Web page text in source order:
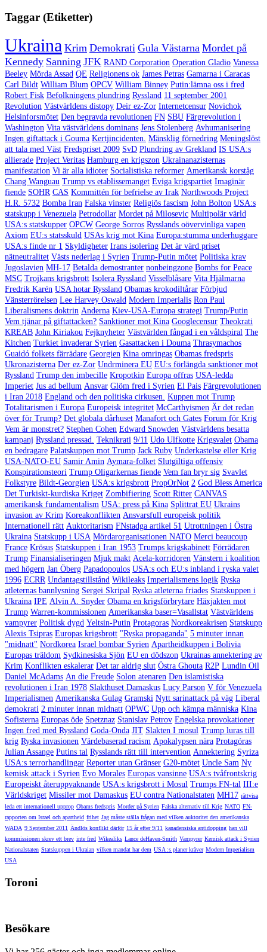
Taggar (Etiketter)
Ukraina Krim Demokrati Gula Västarna Mordet på
Kennedy Sanning JFK RAND Corporation Operation Gladio Vanessa
Beeley Mörda Assad QE Religionens ok James Petras Gamarna i Caracas
Carl Bildt William Blum OPCV William Binney Putin:lämna oss i fred
Robert Fisk Befolkningens plundring Ryssland 11 september 2001
Revolution Västvärldens distopy Deir ez-Zor Internetcensur Novichok
Helsinforsmötet Den begravda revolutionen FN SBU Färgrevolution i
Washington Vita västvärldens dominans Jens Stolenberg Avhumanisering
Ingen giftattack i Gouma Kertjincidenten. Mänsklig förnedring Meningslöst
att tala med Väst Fredspriset 2009 SvD Plundring av Grekland IS USA:s
allierade Project Veritas Hamburg en krigszon Ukrainanazisternas
manifestation Vi är alla idioter Socialistiska reformer Amerikansk korståg
Chang Wanguau Trump vs etablissemanget Eviga krigspartiet Imaginär
fiende SOHR CAS Kommittén för befrielse av Irak Northwoods Project
H.R. 5732 Bomba Iran Falska vinster Religiös fascism John Bolton USA:s
statskupp i Venezuela Petrodollar Mordet på Milosevic Multipolär värld
USA:s statskupper OPCW George Sorros Rysslands oövervinliga vapen
Axiom EU:s statsskuld USAs krig mot Kina Europa:stumma underhuggare
USA:s finde nr 1 Skyldigheter Irans isolering Det är värd priset
nätneutralitet Västs nederlag i Syrien Trump-Putin mötet Politiska krav
Jugoslavien MH-17 Betalda demostranter nonbeingzone Bombs for Peace
MSC Trojkans krigsbrott Isolera Ryssland Visselblåsare Vita Hjälmarna
Fredrik Karén USA hotar Ryssland Obamas krokodiltårar Förbjud
Vänsterrörelsen Lee Harvey Oswald Modern Imperialis Ron Paul
Liberalismens doktrin Anderna Kiev-USA-Europa strategi Trump/Putin
Vem tjänar på giftattacken? Sanktioner mot Kina Googlecensur Theokrati
KREAB John Kiriakou Fejknyheter Västvärlden fångad i en våldspiral The
Kitchen Turkiet invaderar Syrien Gasattacken i Douma Thrasymachos
Guaidó folkets färrädare Georgien Kina omringas Obamas fredspris
Ukronazisterna Der ez-Zor Undrminera EU EU:s förlängda sanktioner mot
Ryssland Trump den imbecille Kropotkin Europa offras USA-ledda
Imperiet Jus ad bellum Ansvar Glöm fred i Syrien El Pais Färgrevolutionen
i Iran 2018 England och den politiska cirkusen. Kuppen mot Trump
Totalitarismen i Europa Europeisk integritet McCarthyismen Är det redan
över för Trump? Det globala dårhuset Manafort och Gates Forum för Krig
Vem är monstret? Stephen Cohen Edward Snowden Västvärldens besatta
kampanj Ryssland pressad. Teknikrati 9/11 Udo Ulfkotte Krigsvalet Obama
en bedragare Palatskuppen mot Trump Jack Ruby Underkastelse eller Krig
USA-NATO-EU Samir Amin Aymara-folket Slutgiltiga offensiv
Konspirationsteori Trump Oligarkernas fiende Vem fan bryr sig Svavlet
Folkstyre Bildt-Georgien USA:s krigsbrott PropOrNot 2 God Bless America
Det Turkiskt-kurdiska Kriget Zombifiering Scott Ritter CANVAS
amerikansk fundamentalism USA: press på Kina Splittrat EU Ukrains
invasion av Krim Koreakonflikten Ansvarsfull europeisk politik
Internationell rätt Auktoritarism FNstadga artikel 51 Utrottningen i Östra
Ukraina Statskupp i USA Mördarorganisationen NATO Merci beaucoup
France Krösus Statskuppen i Iran 1953 Trumps krigskabinett Förrädaren
Trump Finansialiseringen Mjuk makt Acela-korridoren Vänstern i koalition
med högern Jan Öberg Papadopoulos USA:s och EU:s inbland i ryska valet
1996 ECRR Undantagstillstånd Wikileaks Imperialismens logik Ryska
atleternas bannlysning Sergei Skripal Ryska atleterna friades Statskuppen i
Ukraina IPE Alvin A. Snyder Obama en krigsförbrytare Häxjakten mot
Trump Warren-kommissionen Amerikanska baser=Vasallstat Västvärldens
vampyrer Politisk dygd Yeltsin-Putin Protagoras Nordkoreakrisen Statskupp
Alexis Tsipras Europas krigsbrott "Ryska propaganda" 5 minuter innan
"midnatt" Nordkorea Israel bombar Syrien Apartheidkuppen i Bolivia
Europas träldom Sydkinesiska Sjön EU en dödszon Ukrainas annektering av
Krim Konflikten eskalerar Det tar aldrig slut Östra Ghouta R2P Lundin Oil
Daniel McAdams An die Freude Solon atenaren Den islamistiska
revolutionen i Iran 1978 Slakthuset Damaskus Lucy Parson V för Venezuela
Imperialismen Amerikanska Gulag Gramski Nytt sarinattack på väg Liberal
demokrati 2 minuter innan midnatt OPWC Upp och kämpa människa Kina
Sofisterna Europas öde Spetznaz Stanislav Petrov Engelska provokationer
Ingen fred med Ryssland Goda-Onda JIT Slakten I mosul Trump luras till
krig Ryska invasionen Värdebaserad racism Apokalypsen nära Protagóras
Julian Assange Putins tal Rysslands rätt till intervention Annektering Syriza
USA:s terrorhandlingar Reporter utan Gränser G20-mötet Uncle Sam Ny
kemisk attack i Syrien Evo Morales Europas vansinne USA:s tvåfrontskrig
Europeiskt återuppvaknande USA:s krigsbrott i Mosul Trumps FN-tal III:e
Världskriget Missiler mot Damaskus EU contra Nationalstaten MH17 rättvisa
leda ett internationell upprop Obams fredspris Morder på Syrien Falska alternativ till Krig NATO FN-
rapporten om Israel och apartheid frihet Jag måste ställa frågan med vilken auktoritet den amerikanska
WADA 9 September 2011 Ändlös konflikt därför 15 år efter 9/11 kanadensiska antidopping han vill
kommissionen skrev ett brev inte fred Wikealiks Lance deHaven-Smith Vampyrer Kemisk attack i Syrien
Nationalstaten Statskuppen i Ukraian vilken mandat har dem USA :s planer kräver Modern Imperialism
USA
Toroni
Besökare